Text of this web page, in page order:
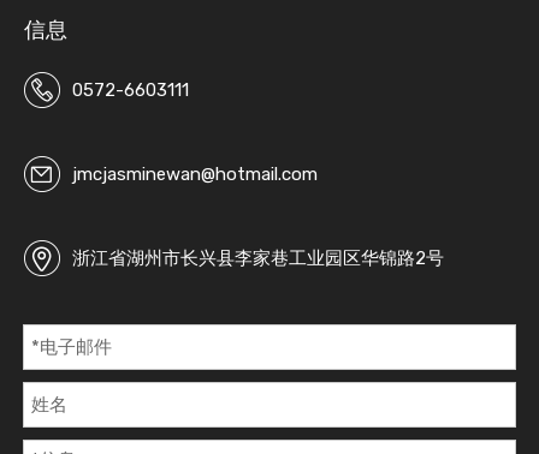
信息
0572-6603111
jmcjasminewan@hotmail.com
浙江省湖州市长兴县李家巷工业园区华锦路2号